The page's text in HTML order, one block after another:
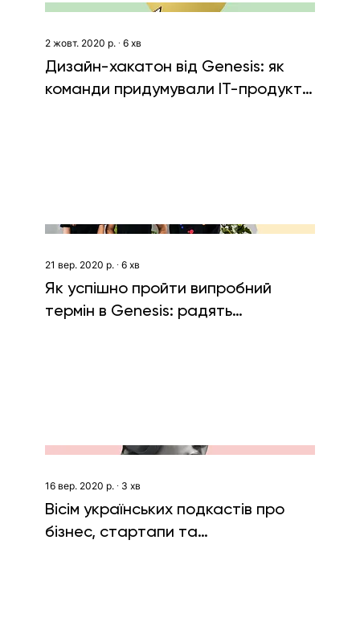
2 жовт. 2020 р.∙ 6 хв
Дизайн-хакатон від Genesis: як
команди придумували IT-продукти
21 вер. 2020 р. ∙ 6 хв
Як успішно пройти випробний
термін в Genesis: радять
16 вер. 2020 р.∙ 3 хв
Вісім українських подкастів про
бізнес, стартапи та